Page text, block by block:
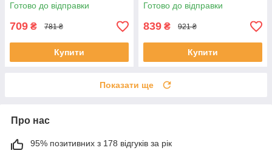
Готово до відправки
709 ₴ 781 ₴
Купити
Готово до відправки
839 ₴ 921 ₴
Купити
Показати ще
Про нас
95% позитивних з 178 відгуків за рік